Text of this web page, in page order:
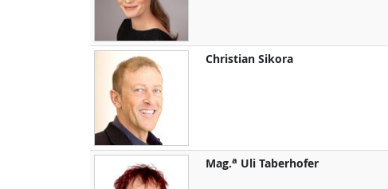
Christian Sikora
Mag.a Uli Taberhofer